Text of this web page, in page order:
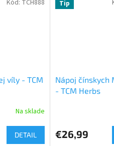
víly - TCM
Na sklade
DETAIL
Kód: TCH888 Tip
Nápoj čínskych
- TCM Herbs
€26,99